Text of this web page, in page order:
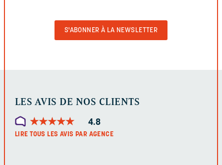
LES AVIS DE NOS CLIENTS
★★★★★
★★★★★ 4.8
LIRE TOUS LES AVIS PAR AGENCE